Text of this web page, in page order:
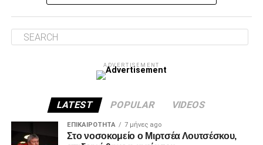
2. Την πιο σίγουρη και την πιο γρήγορη λύση για την
πολύ να δωθεί στον λαό του ΠΑΟΚ.
Και από ότι φαίνεται, ούτε γρήγοροι, ούτε σίγουροι, ούτε
ανεξάρτητοι σταθήκατε.
ADVERTISEMENT
LATEST POPULAR VIDEOS
ΕΠΙΚΑΙΡΌΤΗΤΑ 7 μήνες ago
Στο νοσοκομείο ο Μιρτσέα Λουτσέσκου,